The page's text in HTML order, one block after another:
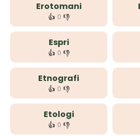
Erotomani
👍 0 👎
Espri
👍 0 👎
Etnografi
👍 0 👎
Etologi
👍 0 👎